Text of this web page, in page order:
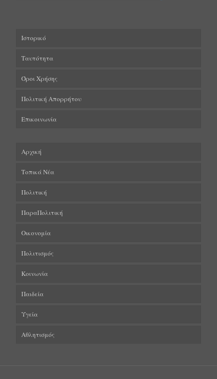
Ιστορικό
Ταυτότητα
Όροι Χρήσης
Πολιτική Απορρήτου
Επικοινωνία
Αρχική
Τοπικά Νέα
Πολιτική
ΠαραΠολιτική
Οικονομία
Πολιτισμός
Κοινωνία
Παιδεία
Υγεία
Αθλητισμός